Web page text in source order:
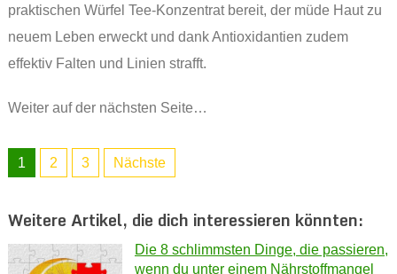
praktischen Würfel Tee-Konzentrat bereit, der müde Haut zu
neuem Leben erweckt und dank Antioxidantien zudem
effektiv Falten und Linien strafft.
Weiter auf der nächsten Seite…
1 2 3 Nächste
Weitere Artikel, die dich interessieren könnten:
Die 8 schlimmsten Dinge, die passieren,
wenn du unter einem Nährstoffmangel